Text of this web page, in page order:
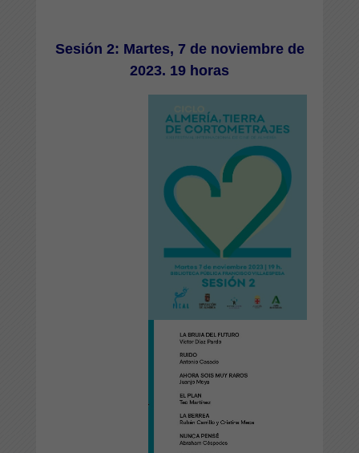
Sesión 2: Martes, 7 de noviembre de
2023. 19 horas